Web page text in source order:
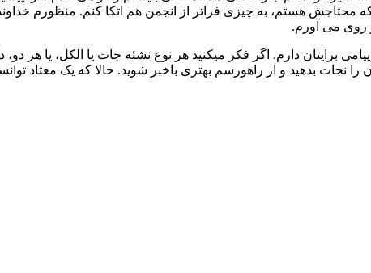
هستم، به چيزی فراتر از انجمن هم اتكا كنم. منظورم
روی می آورم.
نجات بدهيد و از راهورسم بهتری باخبر شويد. حالا كه يک معتاد